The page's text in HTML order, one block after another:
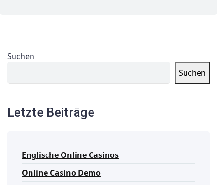
Suchen
Suchen
Letzte Beiträge
Englische Online Casinos
Online Casino Demo